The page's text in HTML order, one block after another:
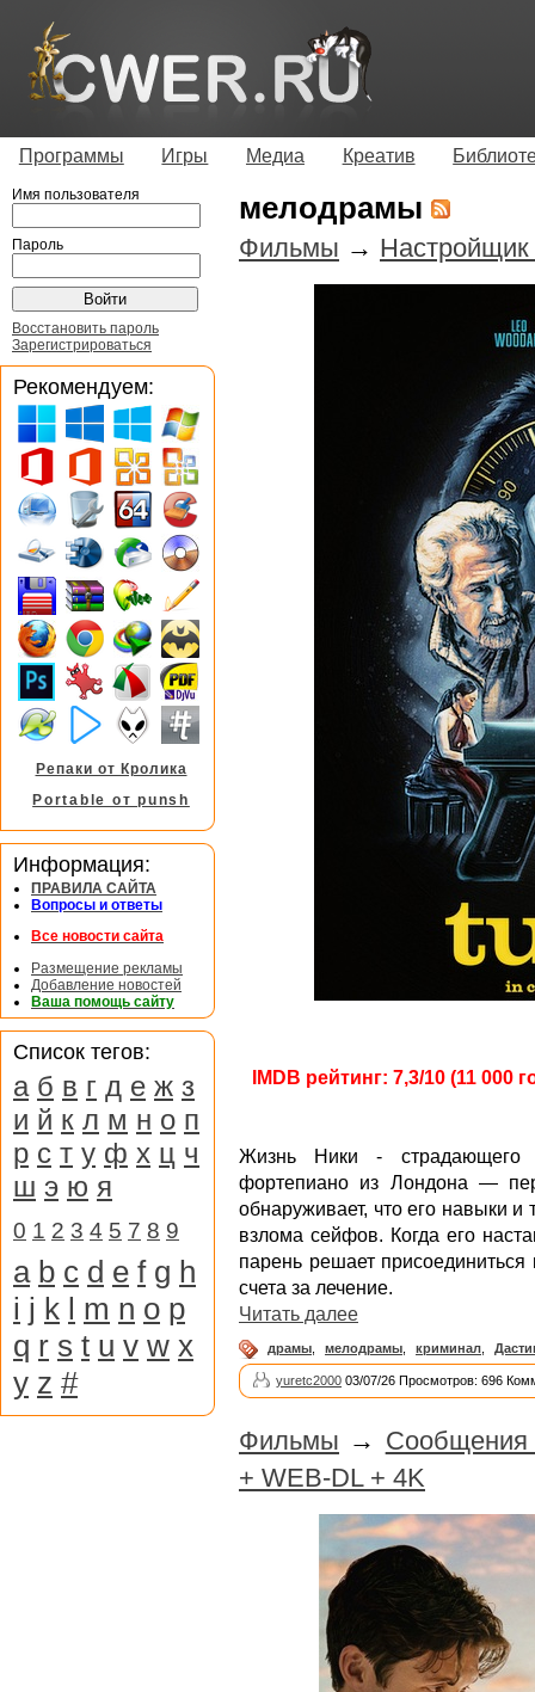
Программы Игры Медиа Креатив
мелодрамы
Фильмы →
IMDB рейтинг: 7,3/10 (11 000
Жизнь Ники - страдающего
фортепиано из Лондона —
обнаруживает, что его навыки
взлома сейфов. Когда его
парень решает
счета за лечение.
Читать далее
драмы мелодрамы криминал
yuretc2000 03/07/26 Просмотров: 696
Фильмы → Сообщения
+ WEB-DL + 4K
Имя пользователя
Пароль
Восстановить пароль
Зарегистрироваться
Рекомендуем:
Репаки от Кролика
Portable от punsh
Информация:
ПРАВИЛА САЙТА
Вопросы и ответы
Все новости сайта
Размещение рекламы
Добавление новостей
Ваша помощь сайту
Список тегов:
а б в г д е ж з
и й к л м н о п
р с т у ф х ц ч
ш э ю я
0 1 2 3 4 5 7 8 9
a b c d e f g h
i j k l m n o p
q r s t u v w x
y z #